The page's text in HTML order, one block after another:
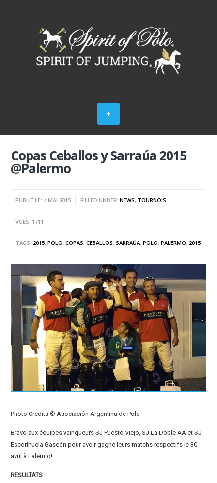
Copas Ceballos y Sarraúa 2015
@Palermo
PUBLIÉ LE: 4 MAI 2015 FILLED UNDER:NEWS, TOURNOIS
VUES: 1711
TAGS: 2015,POLO,COPAS,CEBALLOS,SARRAÚA,POLO,PALERMO, 2015
Photo Credits © Asociación Argentina de Polo
Bravo aux équipes vainqueurs SJ Puesto Viejo, SJ La Doble AA et SJ
Escorihuela Gascón pour avoir gagné leurs matchs respectifs le 30
avril à Palermo!
RESULTATS